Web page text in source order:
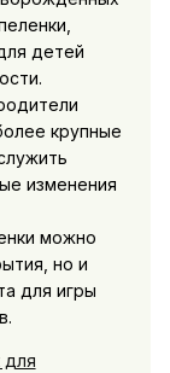
детей
крупные
изменения
можно
но и
для игры
для